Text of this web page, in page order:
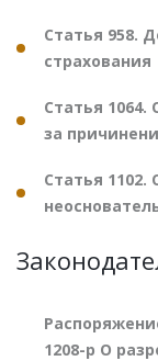
Статья 958.
страхования
Статья
за
Статья 1102.
1208-р О